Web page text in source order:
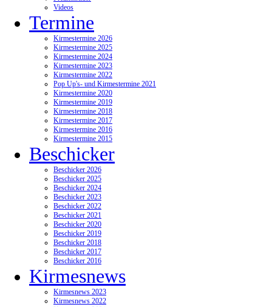
Videos
Termine
Kirmestermine 2026
Kirmestermine 2025
Kirmestermine 2024
Kirmestermine 2023
Kirmestermine 2022
Pop Up's- und Kirmestermine 2021
Kirmestermine 2020
Kirmestermine 2019
Kirmestermine 2018
Kirmestermine 2017
Kirmestermine 2016
Kirmestermine 2015
Beschicker
Beschicker 2026
Beschicker 2025
Beschicker 2024
Beschicker 2023
Beschicker 2022
Beschicker 2021
Beschicker 2020
Beschicker 2019
Beschicker 2018
Beschicker 2017
Beschicker 2016
Kirmesnews
Kirmesnews 2023
Kirmesnews 2022